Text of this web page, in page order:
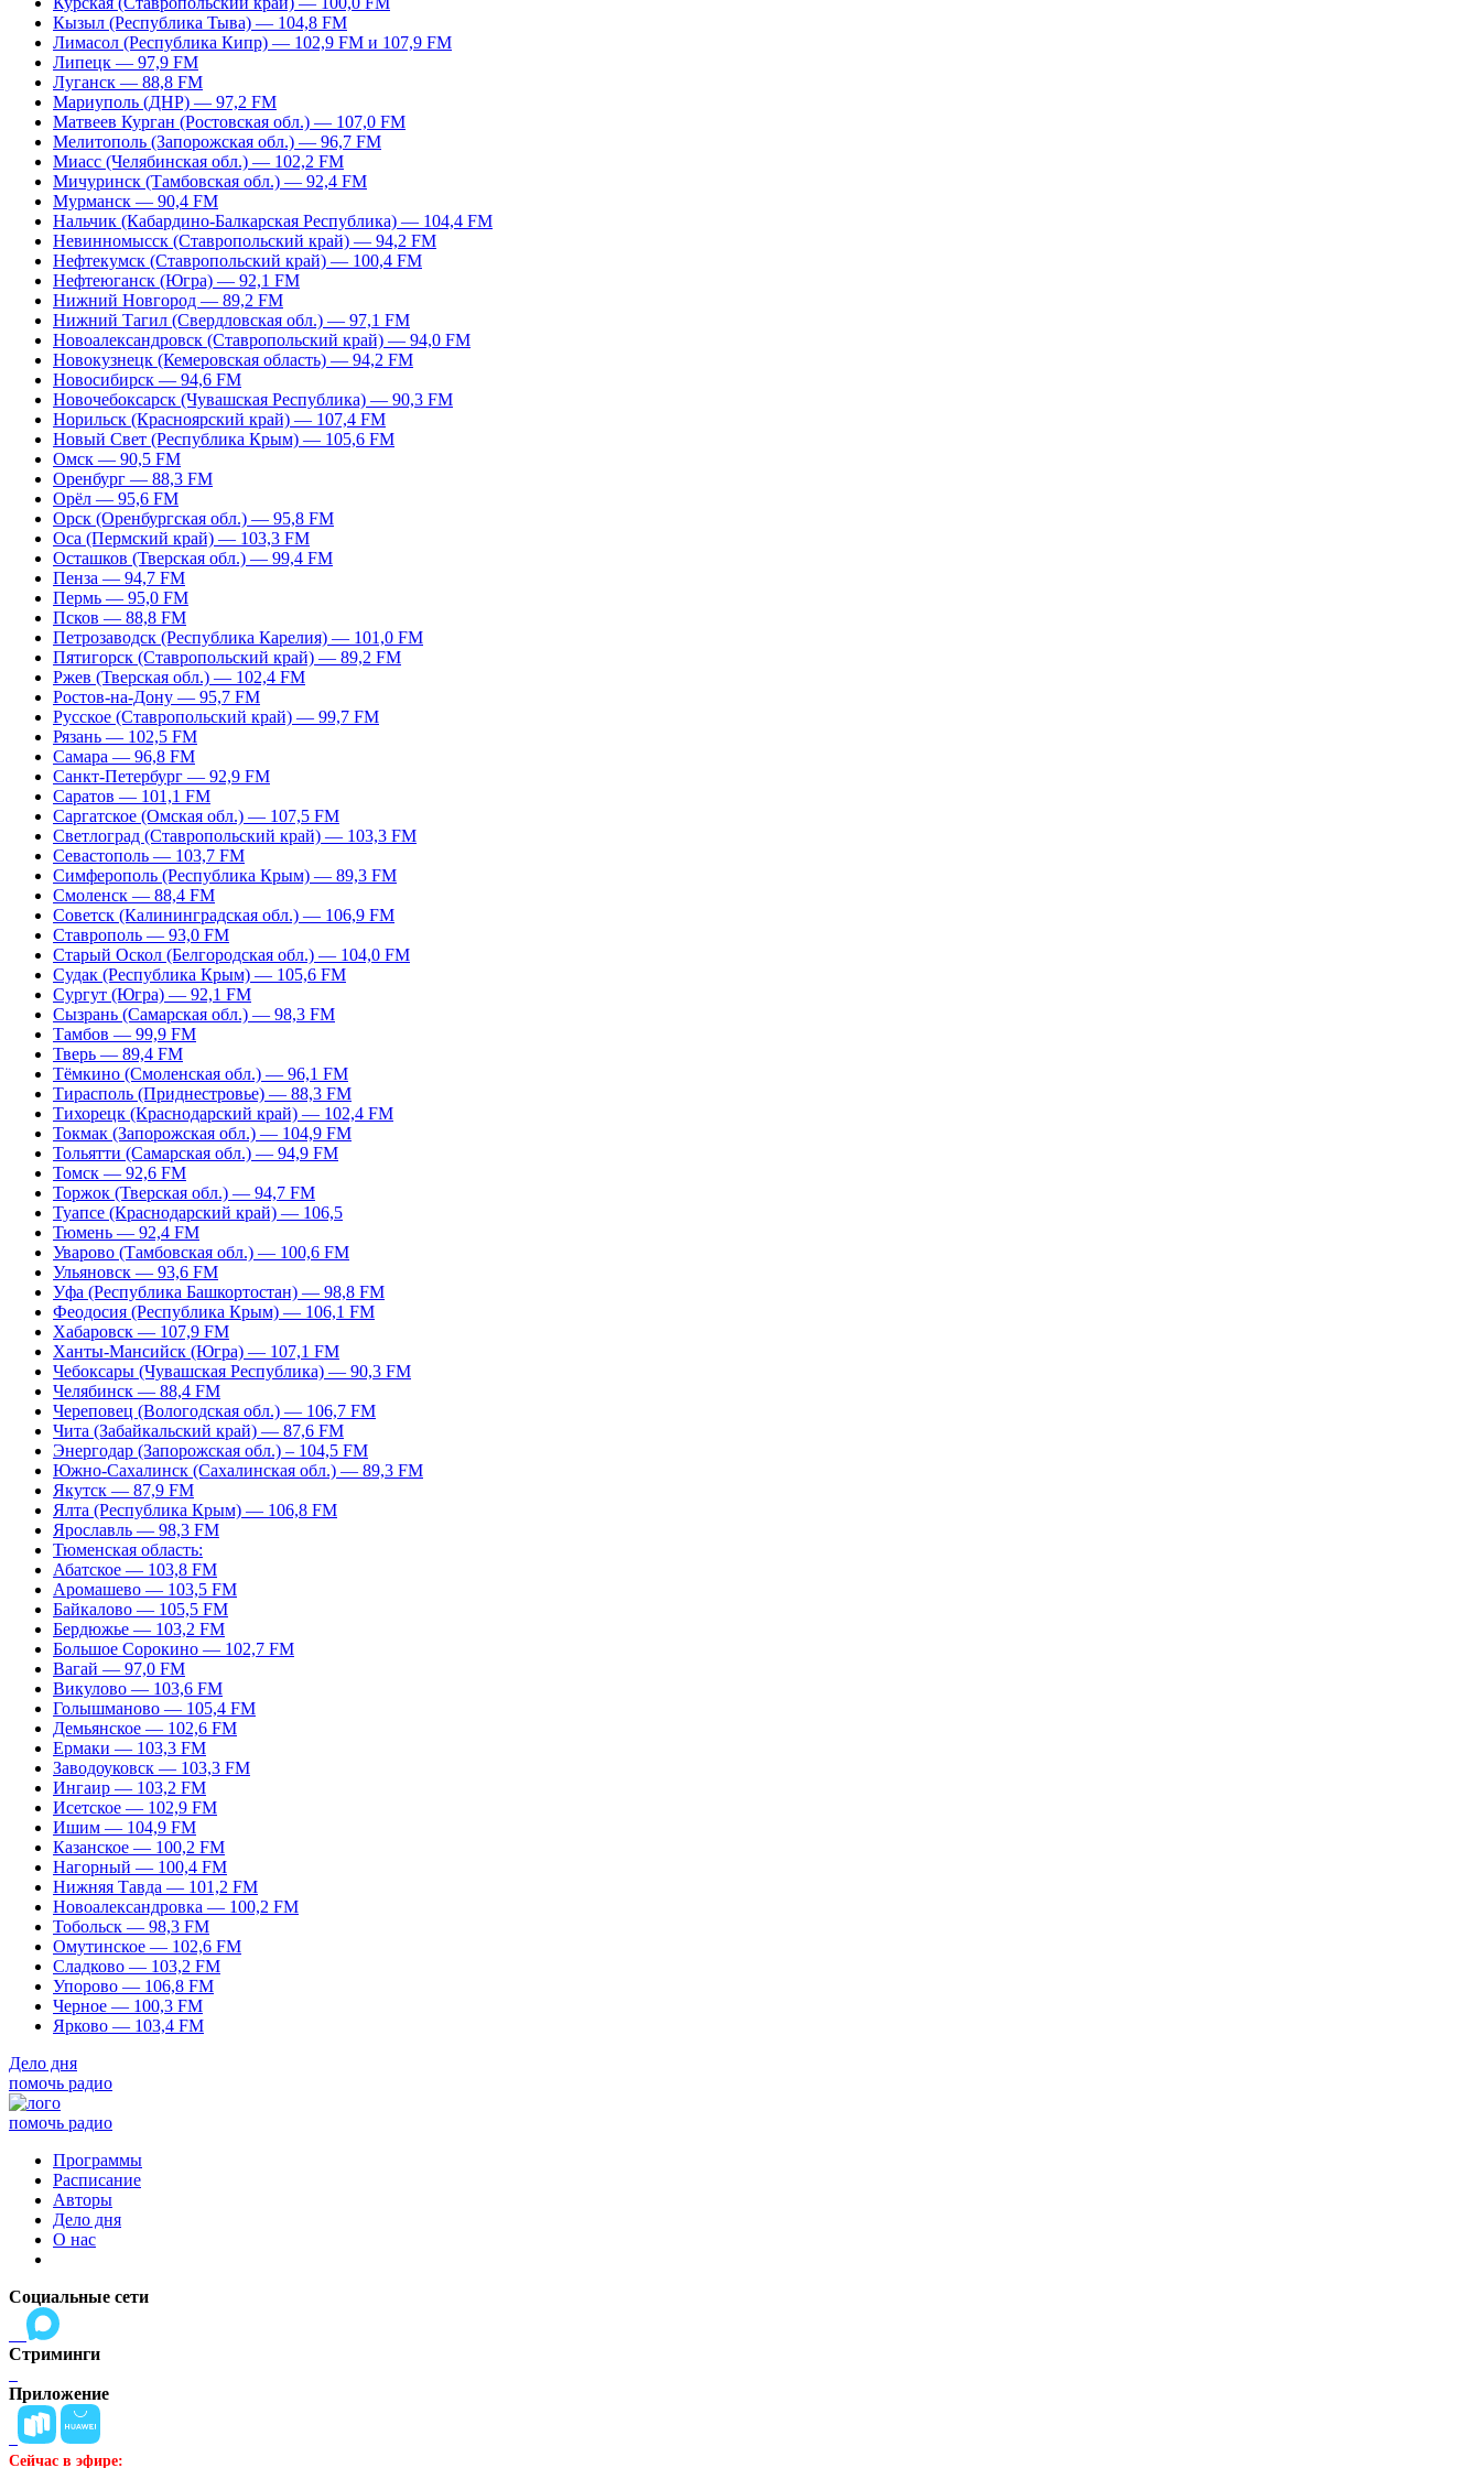
Кызыл (Республика Тыва) — 104,8 FM
Лимасол (Республика Кипр) — 102,9 FM и 107,9 FM
Липецк — 97,9 FM
Луганск — 88,8 FM
Мариуполь (ДНР) — 97,2 FM
Матвеев Курган (Ростовская обл.) — 107,0 FM
Мелитополь (Запорожская обл.) — 96,7 FM
Миасс (Челябинская обл.) — 102,2 FM
Мичуринск (Тамбовская обл.) — 92,4 FM
Мурманск — 90,4 FM
Нальчик (Кабардино-Балкарская Республика) — 104,4 FM
Невинномысск (Ставропольский край) — 94,2 FM
Нефтекумск (Ставропольский край) — 100,4 FM
Нефтеюганск (Югра) — 92,1 FM
Нижний Новгород — 89,2 FM
Нижний Тагил (Свердловская обл.) — 97,1 FM
Новоалександровск (Ставропольский край) — 94,0 FM
Новокузнецк (Кемеровская область) — 94,2 FM
Новосибирск — 94,6 FM
Новочебоксарск (Чувашская Республика) — 90,3 FM
Норильск (Красноярский край) — 107,4 FM
Новый Свет (Республика Крым) — 105,6 FM
Омск — 90,5 FM
Оренбург — 88,3 FM
Орёл — 95,6 FM
Орск (Оренбургская обл.) — 95,8 FM
Оса (Пермский край) — 103,3 FM
Осташков (Тверская обл.) — 99,4 FM
Пенза — 94,7 FM
Пермь — 95,0 FM
Псков — 88,8 FM
Петрозаводск (Республика Карелия) — 101,0 FM
Пятигорск (Ставропольский край) — 89,2 FM
Ржев (Тверская обл.) — 102,4 FM
Ростов-на-Дону — 95,7 FM
Русское (Ставропольский край) — 99,7 FM
Рязань — 102,5 FM
Самара — 96,8 FM
Санкт-Петербург — 92,9 FM
Саратов — 101,1 FM
Саргатское (Омская обл.) — 107,5 FM
Светлоград (Ставропольский край) — 103,3 FM
Севастополь — 103,7 FM
Симферополь (Республика Крым) — 89,3 FM
Смоленск — 88,4 FM
Советск (Калининградская обл.) — 106,9 FM
Ставрополь — 93,0 FM
Старый Оскол (Белгородская обл.) — 104,0 FM
Судак (Республика Крым) — 105,6 FM
Сургут (Югра) — 92,1 FM
Сызрань (Самарская обл.) — 98,3 FM
Тамбов — 99,9 FM
Тверь — 89,4 FM
Тёмкино (Смоленская обл.) — 96,1 FM
Тирасполь (Приднестровье) — 88,3 FM
Тихорецк (Краснодарский край) — 102,4 FM
Токмак (Запорожская обл.) — 104,9 FM
Тольятти (Самарская обл.) — 94,9 FM
Томск — 92,6 FM
Торжок (Тверская обл.) — 94,7 FM
Туапсе (Краснодарский край) — 106,5
Тюмень — 92,4 FM
Уварово (Тамбовская обл.) — 100,6 FM
Ульяновск — 93,6 FM
Уфа (Республика Башкортостан) — 98,8 FM
Феодосия (Республика Крым) — 106,1 FM
Хабаровск — 107,9 FM
Ханты-Мансийск (Югра) — 107,1 FM
Чебоксары (Чувашская Республика) — 90,3 FM
Челябинск — 88,4 FM
Череповец (Вологодская обл.) — 106,7 FM
Чита (Забайкальский край) — 87,6 FM
Энергодар (Запорожская обл.) – 104,5 FM
Южно-Сахалинск (Сахалинская обл.) — 89,3 FM
Якутск — 87,9 FM
Ялта (Республика Крым) — 106,8 FM
Ярославль — 98,3 FM
Тюменская область:
Абатское — 103,8 FM
Аромашево — 103,5 FM
Байкалово — 105,5 FM
Бердюжье — 103,2 FM
Большое Сорокино — 102,7 FM
Вагай — 97,0 FM
Викулово — 103,6 FM
Голышманово — 105,4 FM
Демьянское — 102,6 FM
Ермаки — 103,3 FM
Заводоуковск — 103,3 FM
Ингаир — 103,2 FM
Исетское — 102,9 FM
Ишим — 104,9 FM
Казанское — 100,2 FM
Нагорный — 100,4 FM
Нижняя Тавда — 101,2 FM
Новоалександровка — 100,2 FM
Тобольск — 98,3 FM
Омутинское — 102,6 FM
Сладково — 103,2 FM
Упорово — 106,8 FM
Черное — 100,3 FM
Ярково — 103,4 FM
Дело дня
помочь радио
помочь радио
Программы
Расписание
Авторы
Дело дня
О нас
Социальные сети
Стриминги
Приложение
Сейчас в эфире: